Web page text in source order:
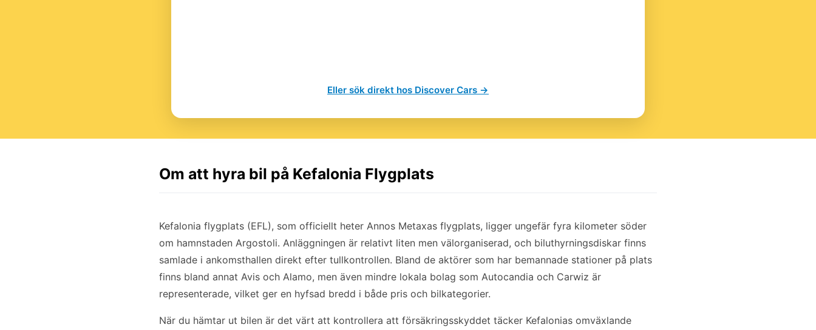
Eller sök direkt hos Discover Cars →
Om att hyra bil på Kefalonia Flygplats
Kefalonia flygplats (EFL), som officiellt heter Annos Metaxas flygplats, ligger ungefär fyra kilometer söder
om hamnstaden Argostoli. Anläggningen är relativt liten men välorganiserad, och biluthyrningsdiskar finns
samlade i ankomsthallen direkt efter tullkontrollen. Bland de aktörer som har bemannade stationer på plats
finns bland annat Avis och Alamo, men även mindre lokala bolag som Autocandia och Carwiz är
representerade, vilket ger en hyfsad bredd i både pris och bilkategorier.
När du hämtar ut bilen är det värt att kontrollera att försäkringsskyddet täcker Kefalonias omväxlande